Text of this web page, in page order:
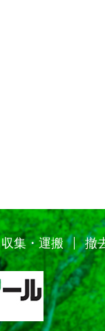
収集・運搬 撤